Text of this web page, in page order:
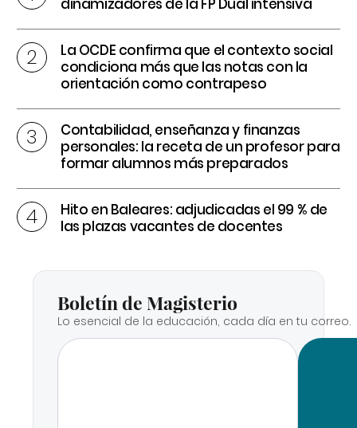
dinamizadores de la FP Dual intensiva
La OCDE confirma que el contexto social
condiciona más que las notas con la
orientación como contrapeso
Contabilidad, enseñanza y finanzas
personales: la receta de un profesor para
formar alumnos más preparados
Hito en Baleares: adjudicadas el 99 % de
las plazas vacantes de docentes
Boletín de Magisterio
Lo esencial de la educación, cada día en tu correo.